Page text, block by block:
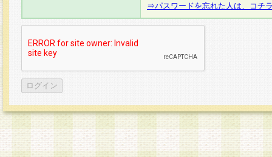
⇒パスワードを忘れた人は、コチ